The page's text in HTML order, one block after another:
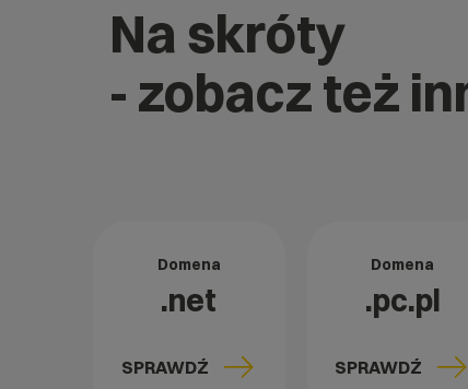
Na skróty
- zobacz też
Domena
.net
SPRAWDŹ
Domena
.pc.pl
SPRAWDŹ